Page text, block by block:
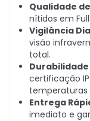
Qualidade
nítidos em
Vigilância
visão
total.
certificação
temperaturas
Entrega
imediato e